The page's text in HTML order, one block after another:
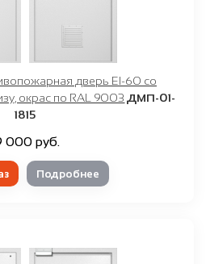
дверь EI-60 со
окрас по RAL 9003 ДМП-01-
1815
000 руб.
Подробнее